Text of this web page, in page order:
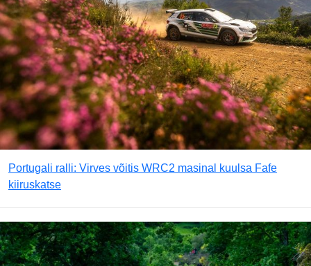
Portugali ralli: Virves võitis WRC2 masinal kuulsa Fafe
kiiruskatse